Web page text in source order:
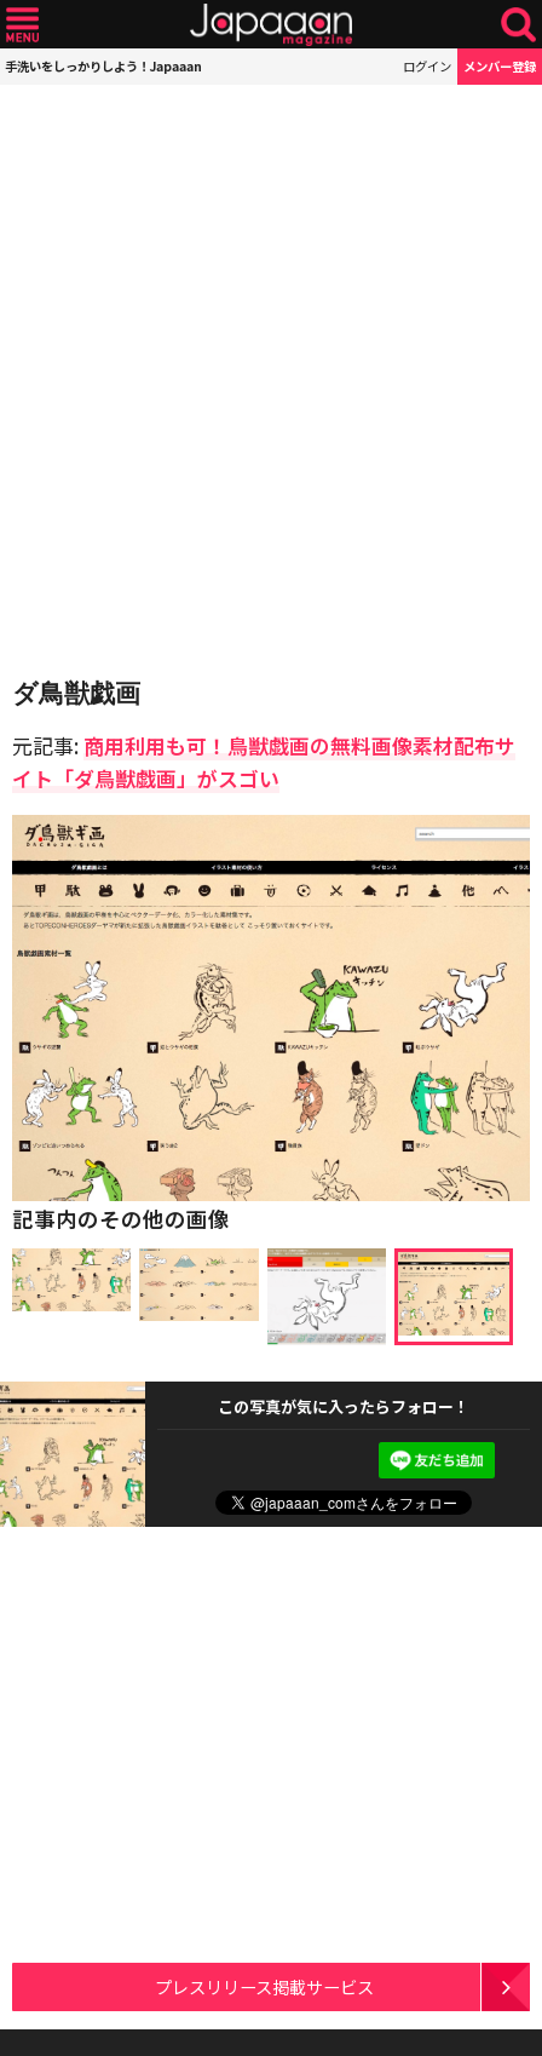
手洗いをしっかりしよう！Japaaan ログイン メンバー登録
ダ鳥獣戯画
元記事: 商用利用も可！鳥獣戯画の無料画像素材配布サ
イト「ダ鳥獣戯画」がスゴい
記事内のその他の画像
この写真が気に入ったらフォロー！
プレスリリース掲載サービス